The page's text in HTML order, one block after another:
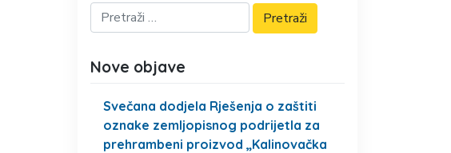
Nove objave
Svečana dodjela Rješenja o zaštiti
oznake zemljopisnog podrijetla za
prehrambeni proizvod „Kalinovačka